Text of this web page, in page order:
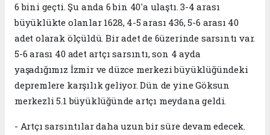
6 bini geçti. Şu anda 6 bin 40'a ulaştı. 3-4 arası
büyüklükte olanlar 1628, 4-5 arası 436, 5-6 arası 40
adet olarak ölçüldü. Bir adet de 6üzerinde sarsıntı var.
5-6 arası 40 adet artçı sarsıntı, son 4 ayda
yaşadığımız İzmir ve düzce merkezi büyüklüğündeki
depremlere karşılık geliyor. Dün de yine Göksun
merkezli 5.1 büyüklüğünde artçı meydana geldi.
- Artçı sarsıntılar daha uzun bir süre devam edecek.